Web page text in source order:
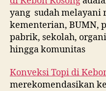
yang sudah melayani
kementerian, BUMN,
pabrik, sekolah,
hingga komunitas
Konveksi Topi di
merekomendasikan